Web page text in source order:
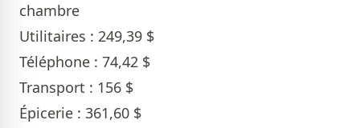
chambre
Utilitaires : 249,39 $
Téléphone : 74,42 $
Transport : 156 $
Épicerie : 361,60 $